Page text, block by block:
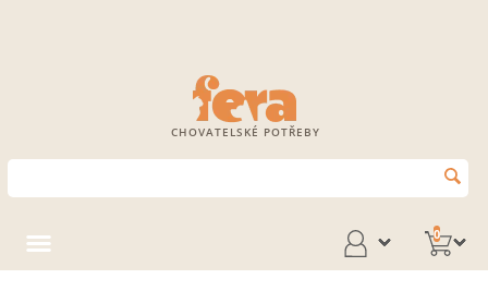
CHOVATELSKÉ POTŘEBY
0